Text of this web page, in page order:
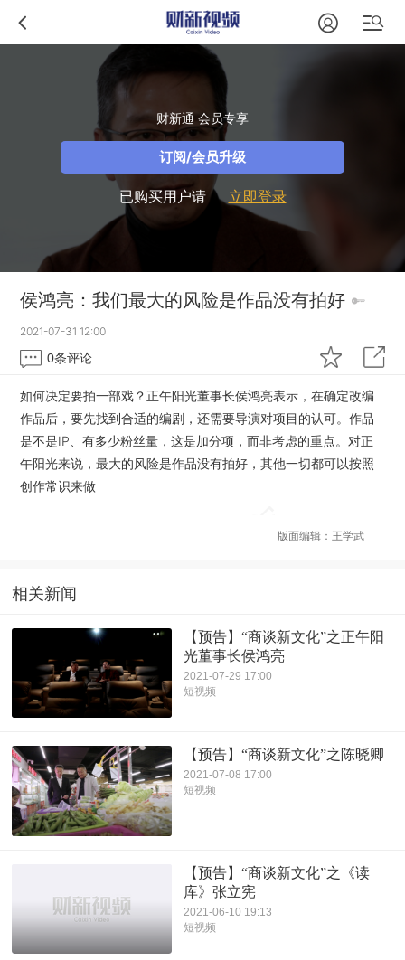
财新通 会员专享
订阅/会员升级
已购买用户请 立即登录
侯鸿亮：我们最大的风险是作品没有拍好
2021-07-31 12:00
0条评论
如何决定要拍一部戏？正午阳光董事长侯鸿亮表示，在确定改编
作品后，要先找到合适的编剧，还需要导演对项目的认可。作品
是不是IP、有多少粉丝量，这是加分项，而非考虑的重点。对正
午阳光来说，最大的风险是作品没有拍好，其他一切都可以按照
创作常识来做
版面编辑：王学武
相关新闻
【预告】“商谈新文化”之正午阳
光董事长侯鸿亮
2021-07-29 17:00
短视频
【预告】“商谈新文化”之陈晓卿
2021-07-08 17:00
短视频
【预告】“商谈新文化”之《读
库》张立宪
2021-06-10 19:13
短视频